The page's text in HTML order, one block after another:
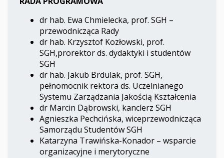
dr hab. Ewa Chmielecka, prof. SGH –
przewodnicząca Rady
dr hab. Krzysztof Kozłowski, prof.
SGH,prorektor ds. dydaktyki i studentów
SGH
dr hab. Jakub Brdulak, prof. SGH,
pełnomocnik rektora ds. Uczelnianego
Systemu Zarządzania Jakością Kształcenia
dr Marcin Dąbrowski, kanclerz SGH
Agnieszka Pechcińska, wiceprzewodnicząca
Samorządu Studentów SGH
Katarzyna Trawińska-Konador – wsparcie
organizacyjne i merytoryczne